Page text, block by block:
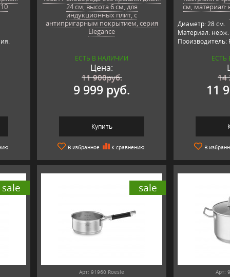
24 см, высота 6 см, для
индукционных плит, с
антипригарным покрытием, серия
Elegance
ЕСТЬ В НАЛИЧИИ
Цена:
11 900руб.
9 999 руб.
Купить
В избранное К сравнению
см, материал:
Диаметр: 28 см.
Материал: нерж.
Производитель:
ЕСТЬ
14
11
В
sale sale
Арт: 91960 Roesle Арт: